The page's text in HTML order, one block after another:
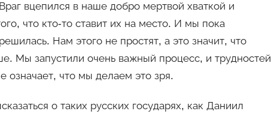
вцепился в наше добро мертвой хваткой и
что кто-то ставит их на место. И мы пока
Нам этого не простят, а это значит, что
Мы запустили очень важный процесс, и трудностей
означает, что мы делаем это зря.
о таких русских государях, как Даниил